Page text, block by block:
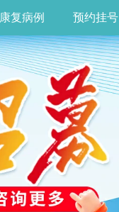
康复病例 预约挂号